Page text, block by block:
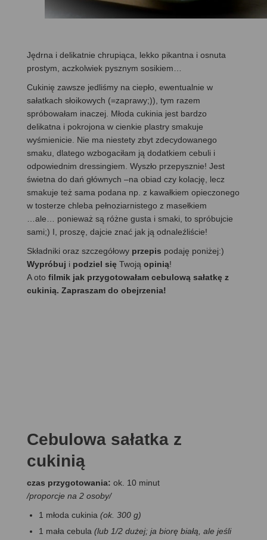
Jędrna i delikatnie chrupiąca, lekko pikantna i osnuta
prostym, aczkolwiek pysznym sosikiem…
Cukinię zawsze jedliśmy na ciepło, ewentualnie w
sałatkach słoikowych (=zaprawy;)), tym razem
spróbowałam inaczej. Młoda cukinia jest bardzo
delikatna i pokrojona w cienkie plastry smakuje
wyśmienicie. Nie ma niestety zbyt zdecydowanego
smaku, dlatego wzbogaciłam ją dodatkiem cebuli i
odpowiednim dressingiem. Wyszło przepysznie! Jest
świetna do dań głównych –na obiad czy kolację, lecz
smakuje też sama podana np. z kawałkiem opieczonego
w tosterze chleba pełnoziarnistego z masełkiem
…ale… ponieważ są różne gusta i smaki, to spróbujcie
sami;) I, proszę, dajcie znać jak ją odnaleźliście!
Składniki oraz szczegółowy przepis podaję poniżej:)
Wypróbuj i podziel się Twoją opinią!
A oto filmik jak przygotowałam cebulową sałatkę z
cukinią. Zapraszam do obejrzenia!
Cebulowa sałatka z
cukinią
czas przygotowania: ok. 10 minut
/proporcje na 2 osoby/
1 młoda cukinia (ok. 300 g)
1 mała cebula (lub 1/2 dużej; ja biorę białą, ale jeśli